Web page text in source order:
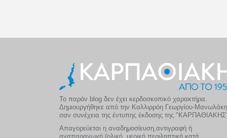
Το παρόν blog δεν έχει κερδοσκοπικό χαρακτήρα.
Δημιουργήθηκε από την Καλλιρρόη Γεωργίου-Μανωλάκη
σαν συνέχεια της έντυπης έκδοσης της
Απαγορεύεται η αναδημοσίευση,αντιγραφή ή
αναπαραγωγή (ολική, μερική,περιληπτική κατά